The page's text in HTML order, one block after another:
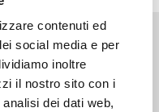
contenuti ed
social media e per
inoltre
il nostro sito con i
dei dati web,